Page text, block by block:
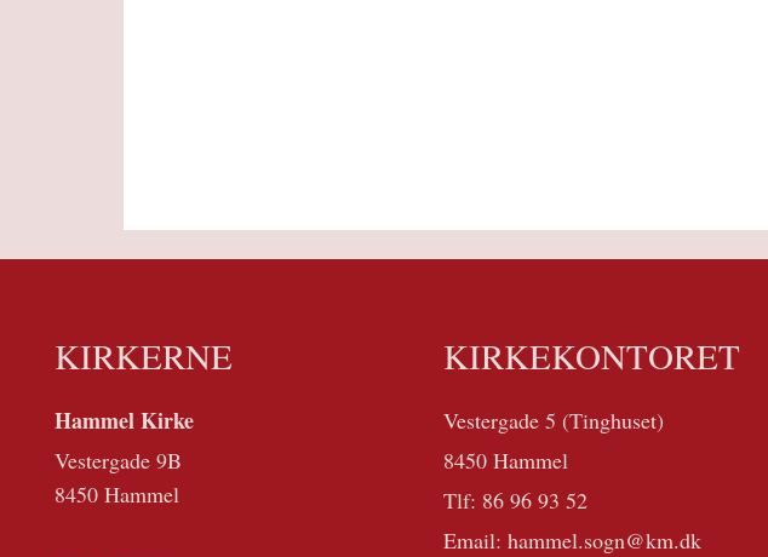
KIRKERNE
Hammel Kirke
Vestergade 9B
8450 Hammel
KIRKEKONTORET
Vestergade 5 (Tinghuset)
8450 Hammel
Tlf: 86 96 93 52
Email: hammel.sogn@km.dk